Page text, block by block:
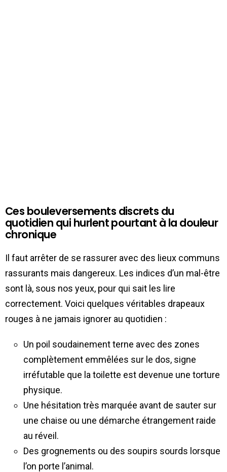
Ces bouleversements discrets du
quotidien qui hurlent pourtant à la douleur
chronique
Il faut arrêter de se rassurer avec des lieux communs
rassurants mais dangereux. Les indices d’un mal-être
sont là, sous nos yeux, pour qui sait les lire
correctement. Voici quelques véritables drapeaux
rouges à ne jamais ignorer au quotidien :
Un poil soudainement terne avec des zones
complètement emmêlées sur le dos, signe
irréfutable que la toilette est devenue une torture
physique.
Une hésitation très marquée avant de sauter sur
une chaise ou une démarche étrangement raide
au réveil.
Des grognements ou des soupirs sourds lorsque
l’on porte l’animal.